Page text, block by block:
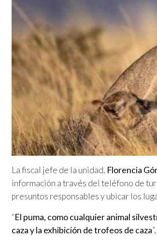
La fiscal jefe de la unidad, Florencia
información a través del teléfono de
presuntos responsables y ubicar los
“El puma, como cualquier animal
caza y la exhibición de trofeos de caza